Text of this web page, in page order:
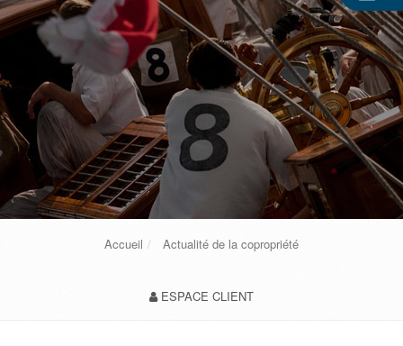
Accueil Actualité de la copropriété
ESPACE CLIENT